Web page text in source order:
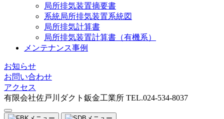
局所排気装置摘要書
系統局所排気装置系統図
局所排気計算書
局所排気装置計算書（有機系）
メンテナンス事例
お知らせ
お問い合わせ
アクセス
有限会社佐戸川ダクト鈑金工業所 TEL.024-534-8037